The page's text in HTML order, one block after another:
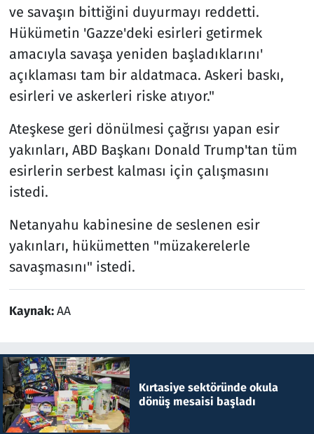
ve savaşın bittiğini duyurmayı reddetti.
Hükümetin 'Gazze'deki esirleri getirmek
amacıyla savaşa yeniden başladıklarını'
açıklaması tam bir aldatmaca. Askeri baskı,
esirleri ve askerleri riske atıyor."
Ateşkese geri dönülmesi çağrısı yapan esir
yakınları, ABD Başkanı Donald Trump'tan tüm
esirlerin serbest kalması için çalışmasını
istedi.
Netanyahu kabinesine de seslenen esir
yakınları, hükümetten "müzakerelerle
savaşmasını" istedi.
Kaynak:AA
Kırtasiye sektöründe okula
dönüş mesaisi başladı